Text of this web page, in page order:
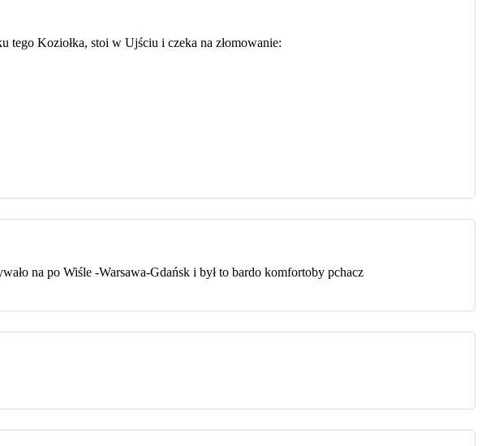
tego Koziołka, stoi w Ujściu i czeka na złomowanie:
na po Wiśle -Warsawa-Gdańsk i był to bardo komfortoby pchacz